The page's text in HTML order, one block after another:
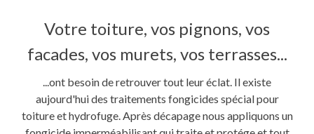
Votre toiture, vos pignons, vos
facades, vos murets, vos terrasses...
...ont besoin de retrouver tout leur éclat. Il existe
aujourd'hui des traitements fongicides spécial pour
toiture et hydrofuge. Après décapage nous appliquons un